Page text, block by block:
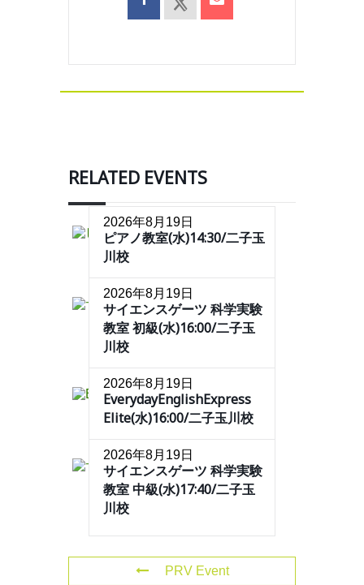
RELATED EVENTS
2026年8月19日
ピアノ教室(水)14:30/二子玉
川校
2026年8月19日
サイエンスゲーツ 科学実験
教室 初級(水)16:00/二子玉
川校
2026年8月19日
EverydayEnglishExpress
Elite(水)16:00/二子玉川校
2026年8月19日
サイエンスゲーツ 科学実験
教室 中級(水)17:40/二子玉
川校
PRV Event